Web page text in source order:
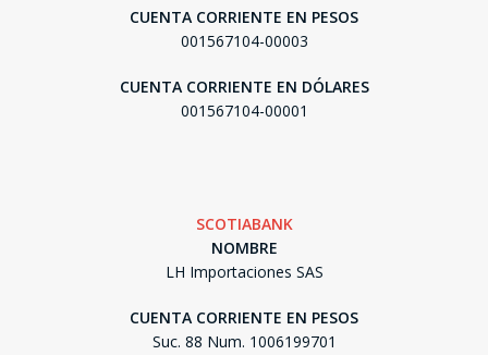
CUENTA CORRIENTE EN PESOS
001567104-00003
CUENTA CORRIENTE EN DÓLARES
001567104-00001
SCOTIABANK
NOMBRE
LH Importaciones SAS
CUENTA CORRIENTE EN PESOS
Suc. 88 Num. 1006199701